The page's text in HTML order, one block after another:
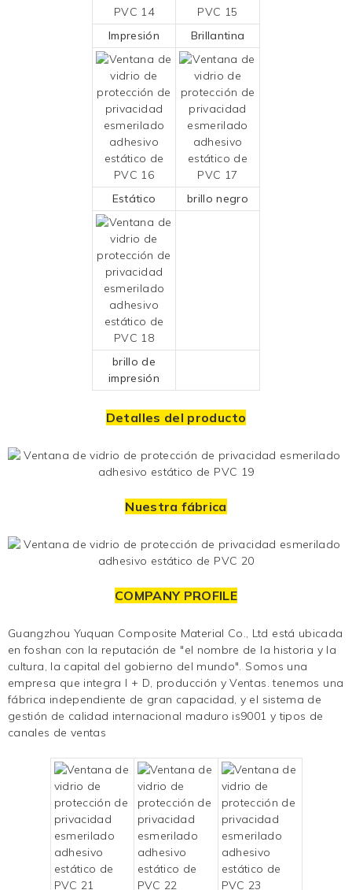
Impresión Brillantina
Estático brillo negro
brillo de
impresión
Detalles del producto
Nuestra fábrica
COMPANY PROFILE
Guangzhou Yuquan Composite Material Co., Ltd está ubicada
en foshan con la reputación de "el nombre de la historia y la
cultura, la capital del gobierno del mundo". Somos una
empresa que integra I + D, producción yVentas. tenemos una
fábrica independiente de gran capacidad, y el sistema de
gestión de calidad internacional maduro is9001 y tipos de
canales de ventas